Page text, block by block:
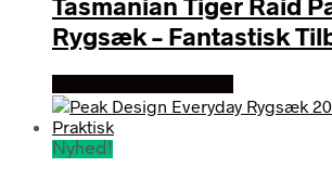
Rygsæk – Fantastisk
Nyhed!